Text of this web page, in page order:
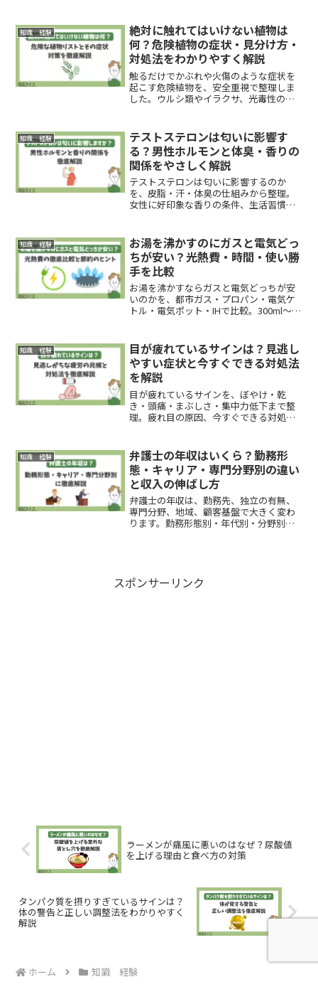
守る具体策を整理します。
知識 経験
絶対に触れてはいけない植物は
何？危険植物の症状・見分け方・
対処法をわかりやすく解説
触るだけでかぶれや火傷のような症状を
起こす危険植物を、安全重視で整理しま
した。ウルシ類やイラクサ、光毒性のあ
ます。
知識 経験
テストステロンは匂いに影響す
る？男性ホルモンと体臭・香りの
関係をやさしく解説
テストステロンは匂いに影響するのか
を、皮脂・汗・体臭の仕組みから整理。
女性に好印象な香りの条件、生活習慣で
します。
知識 経験
お湯を沸かすのにガスと電気どっ
ちが安い？光熱費・時間・使い勝
手を比較
お湯を沸かすならガスと電気どっちが安
いのかを、都市ガス・プロパン・電気ケ
トル・電気ポット・IHで比較。300ml〜
ます。
知識 経験
目が疲れているサインは？見逃し
やすい症状と今すぐできる対処法
を解説
目が疲れているサインを、ぼやけ・乾
き・頭痛・まぶしさ・集中力低下まで整
理。疲れ目の原因、今すぐできる対処
知識 経験
弁護士の年収はいくら？勤務形
態・キャリア・専門分野別の違い
と収入の伸ばし方
弁護士の年収は、勤務先、独立の有無、
専門分野、地域、顧客基盤で大きく変わ
ります。勤務形態別・年代別・分野別の
スポンサーリンク
ラーメンが痛風に悪いのはなぜ？尿酸値
を上げる理由と食べ方の対策
タンパク質を摂りすぎているサインは？
体の警告と正しい調整法をわかりやすく
解説
ホーム 知識 経験